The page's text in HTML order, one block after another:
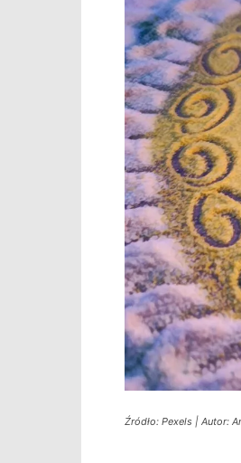
Źródło: Pexels | Autor: